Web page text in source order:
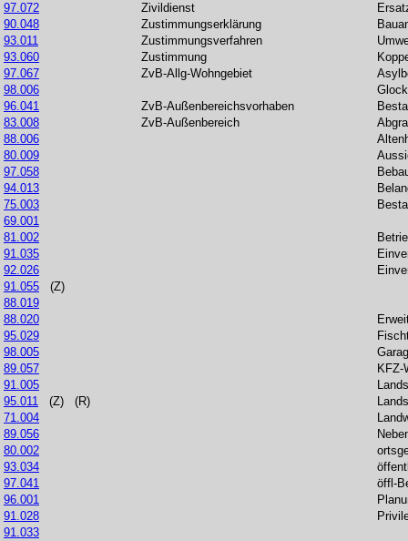
97.072
Zivildienst
90.048
Zustimmungserklärung
93.011
Zustimmungsverfahren
93.060
Zustimmung
97.067
ZvB-Allg-Wohngebiet
98.006
96.041
ZvB-Außenbereichsvorhaben
83.008
ZvB-Außenbereich
88.006
80.009
97.058
94.013
75.003
69.001
81.002
91.035
92.026
91.055
(Z)
88.019
88.020
95.029
98.005
89.057
KFZ-
91.005
95.011
(Z) (R)
71.004
89.056
80.002
93.034
97.041
öffl-
96.001
91.028
91.033